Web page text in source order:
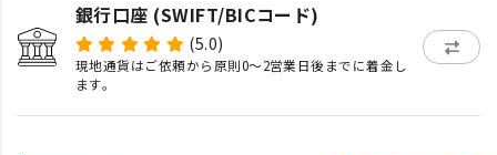
銀行口座 (SWIFT/BICコード)
(5.0)
現地通貨はご依頼から原則0〜2営業日後までに着金し
ます。